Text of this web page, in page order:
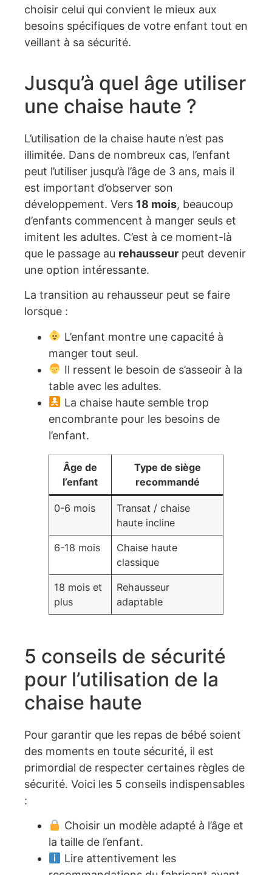
choisir celui qui convient le mieux aux
besoins spécifiques de votre enfant tout en
veillant à sa sécurité.
Jusqu’à quel âge utiliser
une chaise haute ?
L’utilisation de la chaise haute n’est pas
illimitée. Dans de nombreux cas, l’enfant
peut l’utiliser jusqu’à l’âge de 3 ans, mais il
est important d’observer son
développement. Vers 18 mois, beaucoup
d’enfants commencent à manger seuls et
imitent les adultes. C’est à ce moment-là
que le passage au rehausseur peut devenir
une option intéressante.
La transition au rehausseur peut se faire
lorsque :
L’enfant montre une capacité à
manger tout seul.
Il ressent le besoin de s’asseoir à la
table avec les adultes.
La chaise haute semble trop
encombrante pour les besoins de
l’enfant.
Âge de
l’enfant
Type de siège
recommandé
0-6 mois
Transat / chaise
haute incline
6-18 mois
Chaise haute
classique
18 mois et
plus
Rehausseur
adaptable
5 conseils de sécurité
pour l’utilisation de la
chaise haute
Pour garantir que les repas de bébé soient
des moments en toute sécurité, il est
primordial de respecter certaines règles de
sécurité. Voici les 5 conseils indispensables
:
Choisir un modèle adapté à l’âge et
la taille de l’enfant.
Lire attentivement les